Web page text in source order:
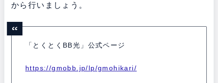
から行いましょう。
「とくとくBB光」公式ページ
https://gmobb.jp/lp/gmohikari/